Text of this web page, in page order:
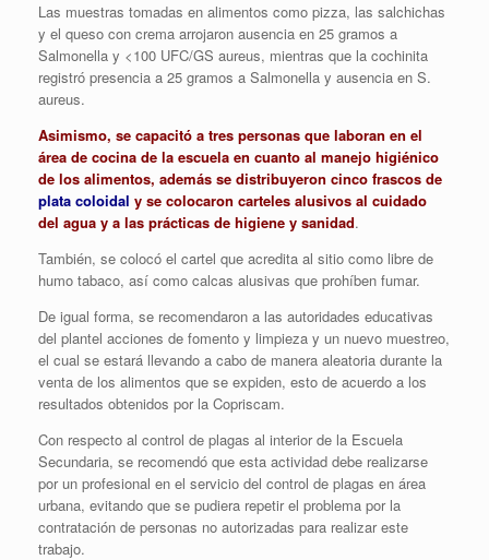
Las muestras tomadas en alimentos como pizza, las salchichas
y el queso con crema arrojaron ausencia en 25 gramos a
Salmonella y <100 UFC/GS aureus, mientras que la cochinita
registró presencia a 25 gramos a Salmonella y ausencia en S.
aureus.
Asimismo, se capacitó a tres personas que laboran en el
área de cocina de la escuela en cuanto al manejo higiénico
de los alimentos, además se distribuyeron cinco frascos de
plata coloidal y se colocaron carteles alusivos al cuidado
del agua y a las prácticas de higiene y sanidad.
También, se colocó el cartel que acredita al sitio como libre de
humo tabaco, así como calcas alusivas que prohíben fumar.
De igual forma, se recomendaron a las autoridades educativas
del plantel acciones de fomento y limpieza y un nuevo muestreo,
el cual se estará llevando a cabo de manera aleatoria durante la
venta de los alimentos que se expiden, esto de acuerdo a los
resultados obtenidos por la Copriscam.
Con respecto al control de plagas al interior de la Escuela
Secundaria, se recomendó que esta actividad debe realizarse
por un profesional en el servicio del control de plagas en área
urbana, evitando que se pudiera repetir el problema por la
contratación de personas no autorizadas para realizar este
trabajo.